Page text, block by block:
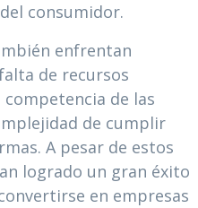
consumidor.
enfrentan
de recursos
de las
de cumplir
A pesar de estos
logrado un gran éxito
en empresas